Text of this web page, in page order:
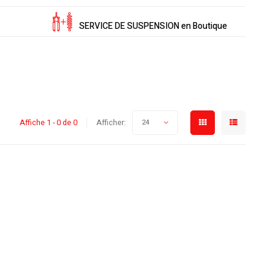
SERVICE DE SUSPENSION en Boutique
Affiche 1 - 0 de 0 Afficher: 24